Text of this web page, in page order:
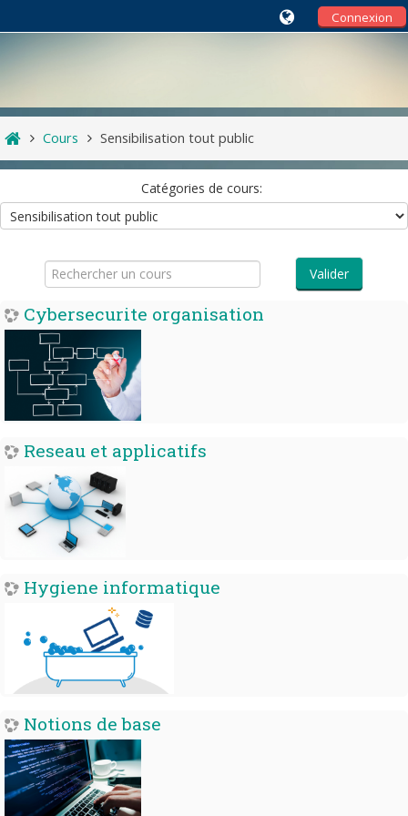
Connexion
Cours Sensibilisation tout public
Catégories de cours:
un
cours
Valider
Cybersecurite organisation
Reseau et applicatifs
Hygiene informatique
Notions de base